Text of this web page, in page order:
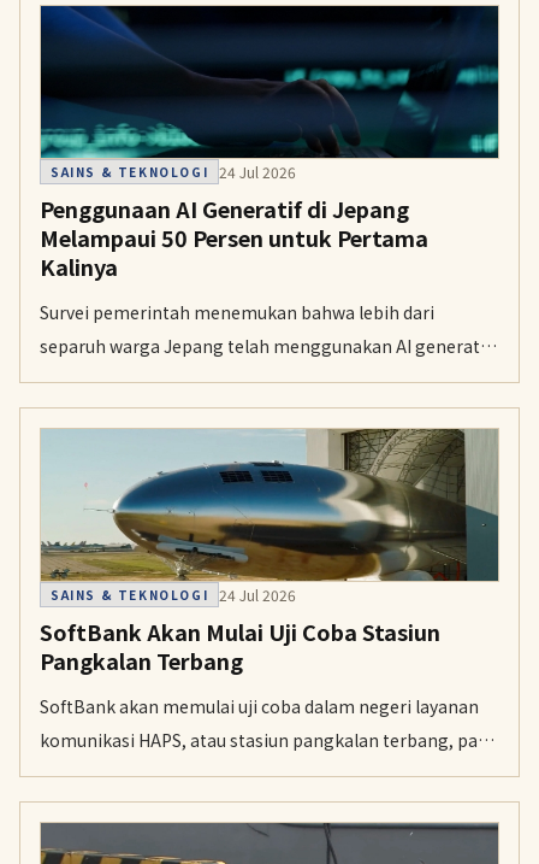
SAINS & TEKNOLOGI 24 Jul 2026
Penggunaan AI Generatif di Jepang
Melampaui 50 Persen untuk Pertama
Kalinya
Survei pemerintah menemukan bahwa lebih dari
separuh warga Jepang telah menggunakan AI generatif.
Angka itu naik lebih dari dua kali lipat dibanding tahun
sebelumnya.
SAINS & TEKNOLOGI 24 Jul 2026
SoftBank Akan Mulai Uji Coba Stasiun
Pangkalan Terbang
SoftBank akan memulai uji coba dalam negeri layanan
komunikasi HAPS, atau stasiun pangkalan terbang, pada
pertengahan Agustus atau sesudahnya, termasuk
jangkauan saat bencana dan di daerah terpencil.